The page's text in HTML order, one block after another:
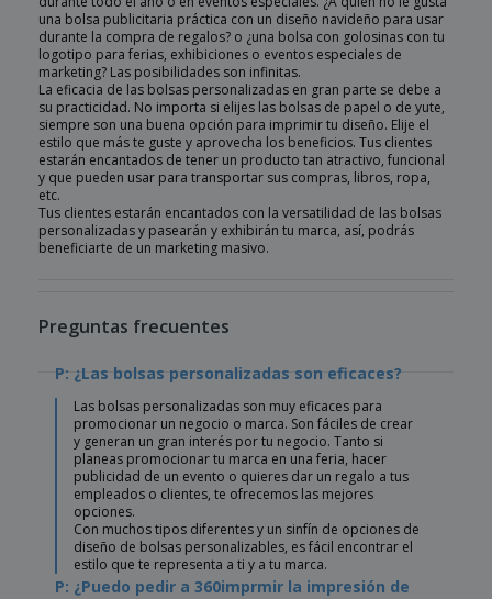
una bolsa publicitaria práctica con un diseño navideño para usar
durante la compra de regalos? o ¿una bolsa con golosinas con tu
logotipo para ferias, exhibiciones o eventos especiales de
marketing? Las posibilidades son infinitas.
La eficacia de las bolsas personalizadas en gran parte se debe a
su practicidad. No importa si elijes las bolsas de papel o de yute,
siempre son una buena opción para imprimir tu diseño. Elije el
estilo que más te guste y aprovecha los beneficios. Tus clientes
estarán encantados de tener un producto tan atractivo, funcional
y que pueden usar para transportar sus compras, libros, ropa,
etc.
Tus clientes estarán encantados con la versatilidad de las bolsas
personalizadas y pasearán y exhibirán tu marca, así, podrás
beneficiarte de un marketing masivo.
Preguntas frecuentes
P: ¿Las bolsas personalizadas son eficaces?
Las bolsas personalizadas son muy eficaces para
promocionar un negocio o marca. Son fáciles de crear
y generan un gran interés por tu negocio. Tanto si
planeas promocionar tu marca en una feria, hacer
publicidad de un evento o quieres dar un regalo a tus
empleados o clientes, te ofrecemos las mejores
opciones.
Con muchos tipos diferentes y un sinfín de opciones de
diseño de bolsas personalizables, es fácil encontrar el
estilo que te representa a ti y a tu marca.
P: ¿Puedo pedir a 360imprmir la impresión de